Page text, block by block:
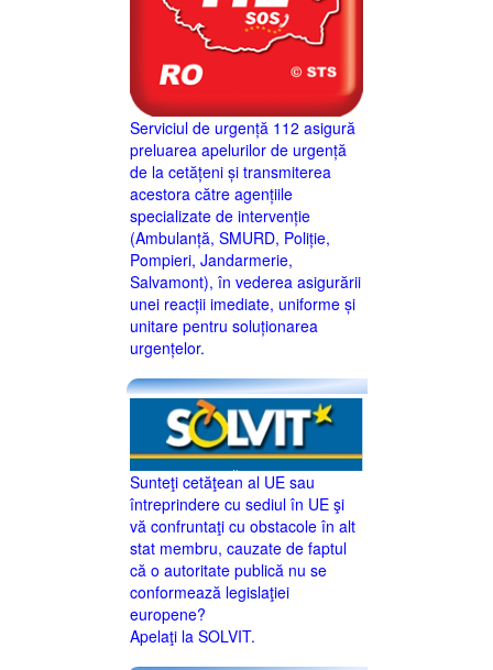
Serviciul de urgență 112 asigură
preluarea apelurilor de urgență
de la cetățeni și transmiterea
acestora către agențiile
specializate de intervenție
(Ambulanță, SMURD, Poliție,
Pompieri, Jandarmerie,
Salvamont), în vederea asigurării
unei reacții imediate, uniforme și
unitare pentru soluționarea
urgențelor.
Sunteţi cetăţean al UE sau
întreprindere cu sediul în UE şi
vă confruntaţi cu obstacole în alt
stat membru, cauzate de faptul
că o autoritate publică nu se
conformează legislaţiei
europene?
Apelaţi la SOLVIT.